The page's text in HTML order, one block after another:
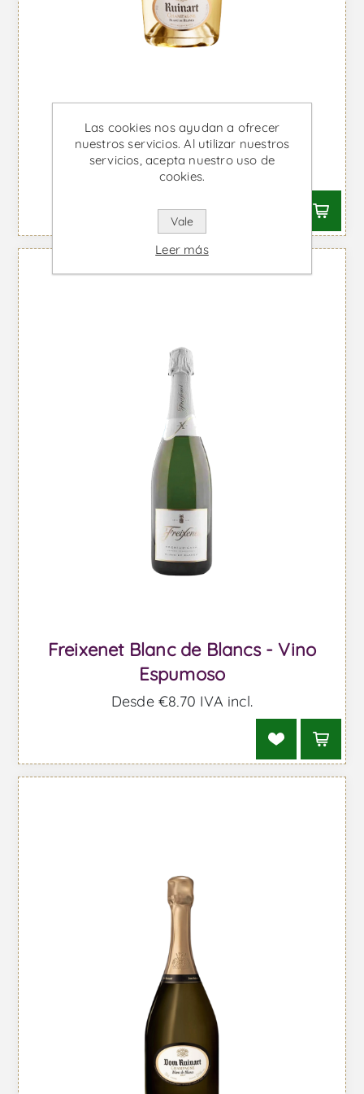
Ruinart Blanc de Blancs - Vino
Espumoso
Desde €118,76 IVA incl.
Freixenet Blanc de Blancs - Vino
Espumoso
Desde €8,70 IVA incl.
Las cookies nos ayudan a ofrecer
nuestros servicios. Al utilizar nuestros
servicios, acepta nuestro uso de
cookies.
Vale
Leer más